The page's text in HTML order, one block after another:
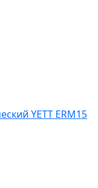
YETT ERM15